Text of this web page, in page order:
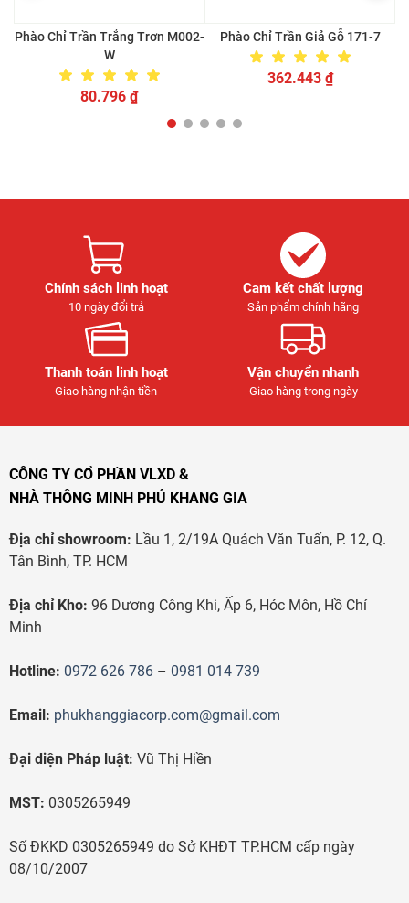
Phào Chỉ Trần Trắng Trơn M002-
W
80.796 ₫
Phào Chỉ Trần Giả Gỗ 171-7
362.443 ₫
Chính sách linh hoạt
10 ngày đổi trả
Cam kết chất lượng
Sản phẩm chính hãng
Thanh toán linh hoạt
Giao hàng nhận tiền
Vận chuyển nhanh
Giao hàng trong ngày
CÔNG TY CỔ PHẦN VLXD &
NHÀ THÔNG MINH PHÚ KHANG GIA
Địa chỉ showroom: Lầu 1, 2/19A Quách Văn Tuấn, P. 12, Q.
Tân Bình, TP. HCM
Địa chỉ Kho: 96 Dương Công Khi, Ấp 6, Hóc Môn, Hồ Chí
Minh
Hotline: 0972 626 786 – 0981 014 739
Email: phukhanggiacorp.com@gmail.com
Đại diện Pháp luật: Vũ Thị Hiền
MST: 0305265949
Số ĐKKD 0305265949 do Sở KHĐT TP.HCM cấp ngày
08/10/2007